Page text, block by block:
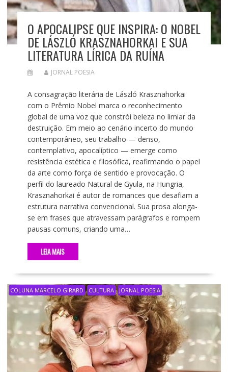
O APOCALIPSE QUE INSPIRA: O NOBEL
DE LÁSZLÓ KRASZNAHORKAI E SUA
LITERATURA LÍRICA DA RUÍNA
JORNAL POESIA
A consagração literária de László Krasznahorkai
com o Prêmio Nobel marca o reconhecimento
global de uma voz que constrói beleza no limiar da
destruição. Em meio ao cenário incerto do mundo
contemporâneo, seu trabalho — denso,
contemplativo, apocalíptico — emerge como
resistência estética e filosófica, reafirmando o papel
da arte como força de sentido e provocação. O
perfil do laureado Natural de Gyula, na Hungria,
Krasznahorkai é autor de romances que desafiam a
estrutura narrativa convencional. Sua prosa alonga-
se em frases que atravessam parágrafos e rompem
pausas comuns, criando uma…
LEIA MAIS
COLUNA MARCELO GIRARD CULTURA JORNAL POESIA